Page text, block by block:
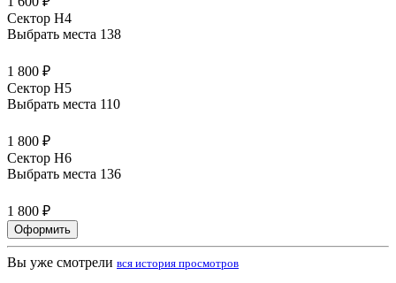
Сектор H4
Выбрать места 138
1 800 ₽
Сектор H5
Выбрать места 110
1 800 ₽
Сектор H6
Выбрать места 136
1 800 ₽
Оформить
Вы уже смотрели вся история просмотров